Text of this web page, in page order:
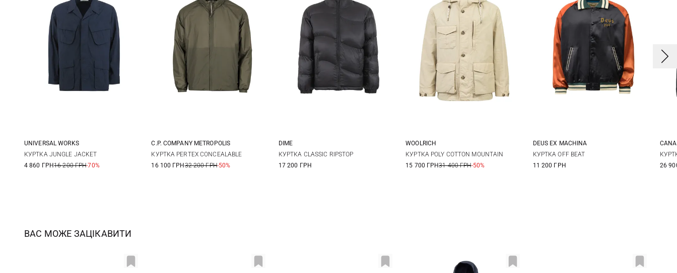
M L XL
UNIVERSAL WORKS
КУРТКА JUNGLE JACKET
4 860 ГРН16 200 ГРН-70%
M L XL
C.P. COMPANY METROPOLIS
КУРТКА PERTEX CONCEALABLE
16 100 ГРН32 200 ГРН-50%
XS S M
DIME
КУРТКА CLASSIC RIPSTOP
17 200 ГРН
L
WOOLRICH
КУРТКА POLY COTTON MOUNTAIN
15 700 ГРН31 400 ГРН-50%
M L
DEUS EX MACHINА
КУРТКА OFF BEAT
11 200 ГРН
M
26
ВАС МОЖЕ ЗАЦІКАВИТИ